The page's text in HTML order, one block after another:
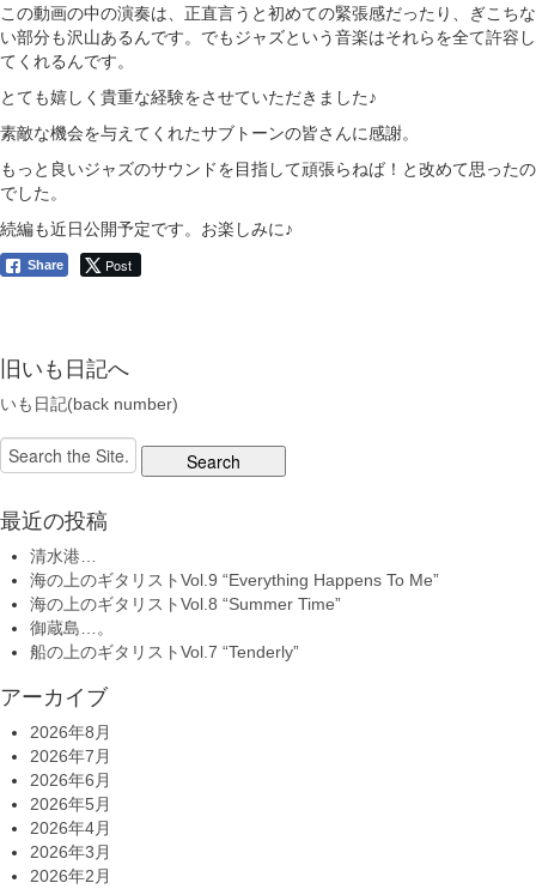
この動画の中の演奏は、正直言うと初めての緊張感だったり、ぎこちな
い部分も沢山あるんです。でもジャズという音楽はそれらを全て許容し
てくれるんです。
とても嬉しく貴重な経験をさせていただきました♪
素敵な機会を与えてくれたサブトーンの皆さんに感謝。
もっと良いジャズのサウンドを目指して頑張らねば！と改めて思ったの
でした。
続編も近日公開予定です。お楽しみに♪
Share Post
旧いも日記へ
いも日記(back number)
Search
for:
最近の投稿
清水港…
海の上のギタリストVol.9 “Everything Happens To Me”
海の上のギタリストVol.8 “Summer Time”
御蔵島…。
船の上のギタリストVol.7 “Tenderly”
アーカイブ
2026年8月
2026年7月
2026年6月
2026年5月
2026年4月
2026年3月
2026年2月